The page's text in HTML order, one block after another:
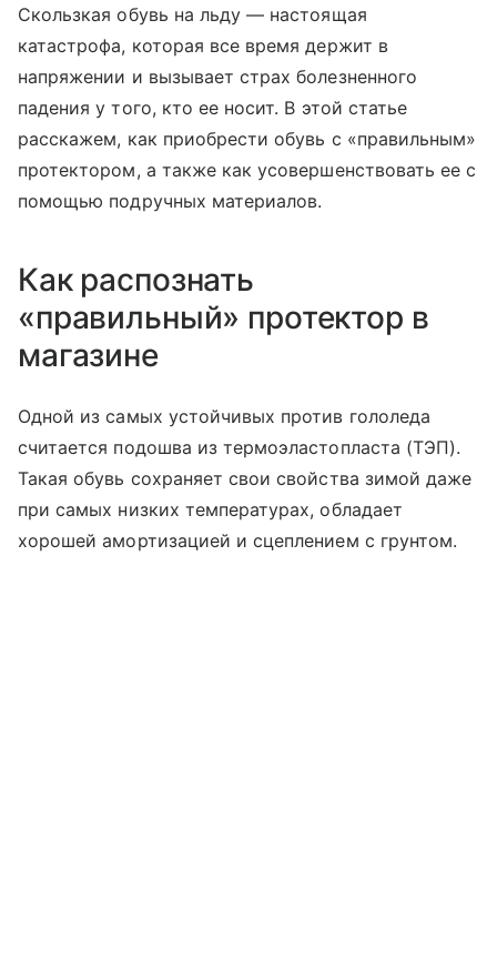
Скользкая обувь на льду — настоящая
катастрофа, которая все время держит в
напряжении и вызывает страх болезненного
падения у того, кто ее носит. В этой статье
расскажем, как приобрести обувь с «правильным»
протектором, а также как усовершенствовать ее с
помощью подручных материалов.
Как распознать
«правильный» протектор в
магазине
Одной из самых устойчивых против гололеда
считается подошва из термоэластопласта (ТЭП).
Такая обувь сохраняет свои свойства зимой даже
при самых низких температурах, обладает
хорошей амортизацией и сцеплением с грунтом.